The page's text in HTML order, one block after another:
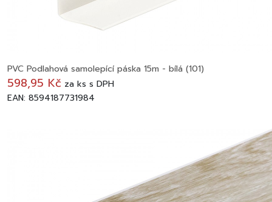
PVC Podlahová samolepící páska 15m - bílá (101)
598,95 Kč za ks s DPH
EAN: 8594187731984